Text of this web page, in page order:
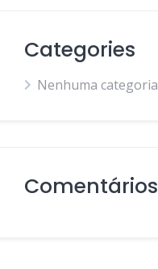
Categories
Nenhuma categoria
Comentários